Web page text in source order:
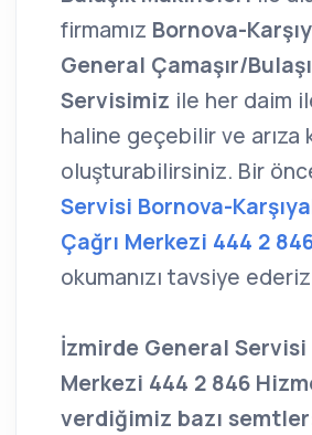
firmamız Bornova-
General Çamaşır/
Servisimiz ile her daim
haline geçebilir ve arıza
oluşturabilirsiniz. Bir
Servisi Bornova-
Çağrı Merkezi 444 2
okumanızı tavsiye
İzmirde General Servisi
Merkezi 444 2 846
verdiğimiz bazı